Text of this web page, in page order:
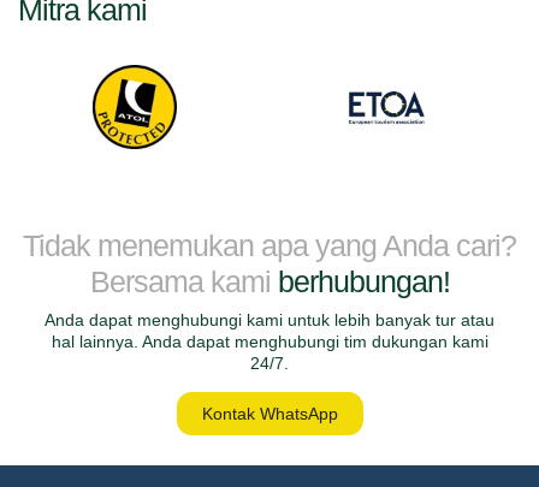
Mitra kami
Tidak menemukan apa yang Anda cari?
Bersama kami berhubungan!
Anda dapat menghubungi kami untuk lebih banyak tur atau
hal lainnya. Anda dapat menghubungi tim dukungan kami
24/7.
Kontak WhatsApp